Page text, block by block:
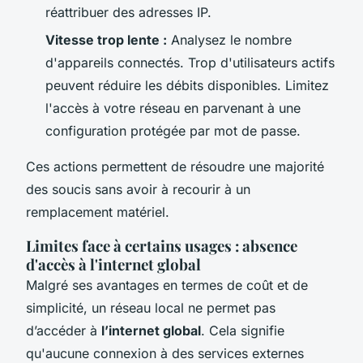
réattribuer des adresses IP.
Vitesse trop lente : Analysez le nombre
d'appareils connectés. Trop d'utilisateurs actifs
peuvent réduire les débits disponibles. Limitez
l'accès à votre réseau en parvenant à une
configuration protégée par mot de passe.
Ces actions permettent de résoudre une majorité
des soucis sans avoir à recourir à un
remplacement matériel.
Limites face à certains usages : absence
d'accès à l'internet global
Malgré ses avantages en termes de coût et de
simplicité, un réseau local ne permet pas
d’accéder à l’internet global. Cela signifie
qu'aucune connexion à des services externes